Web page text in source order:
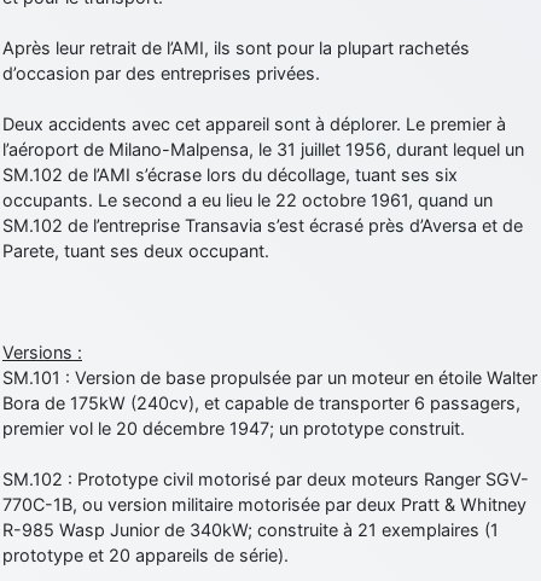
Après leur retrait de l’AMI, ils sont pour la plupart rachetés
d’occasion par des entreprises privées.
Deux accidents avec cet appareil sont à déplorer. Le premier à
l’aéroport de Milano-Malpensa, le 31 juillet 1956, durant lequel un
SM.102 de l’AMI s’écrase lors du décollage, tuant ses six
occupants. Le second a eu lieu le 22 octobre 1961, quand un
SM.102 de l’entreprise Transavia s’est écrasé près d’Aversa et de
Parete, tuant ses deux occupant.
Versions :
SM.101 : Version de base propulsée par un moteur en étoile Walter
Bora de 175kW (240cv), et capable de transporter 6 passagers,
premier vol le 20 décembre 1947; un prototype construit.
SM.102 : Prototype civil motorisé par deux moteurs Ranger SGV-
770C-1B, ou version militaire motorisée par deux Pratt & Whitney
R-985 Wasp Junior de 340kW; construite à 21 exemplaires (1
prototype et 20 appareils de série).